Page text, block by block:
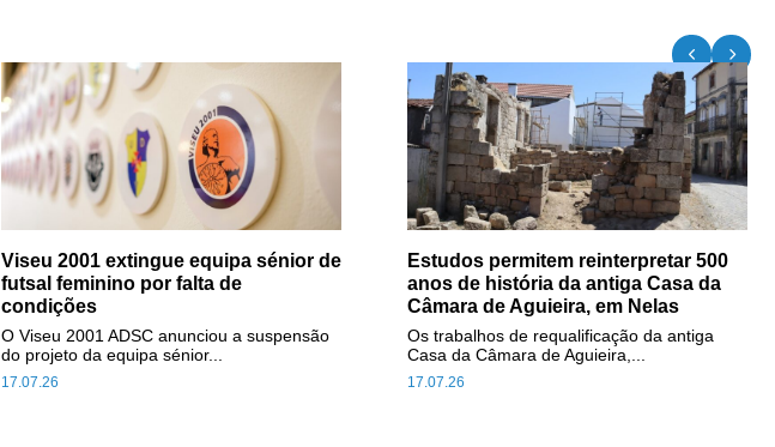
Viseu 2001 extingue equipa sénior de
futsal feminino por falta de
condições
17.07.26
O Viseu 2001 ADSC anunciou a suspensão
do projeto da equipa sénior...
Estudos permitem reinterpretar 500
anos de história da antiga Casa da
Câmara de Aguieira, em Nelas
17.07.26
Os trabalhos de requalificação da antiga
Casa da Câmara de Aguieira,...